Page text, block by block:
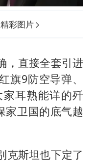
彩图片
，直接全套引进
旗9防空导弹、
耳熟能详的歼
家卫国的底气越
克斯坦也下定了